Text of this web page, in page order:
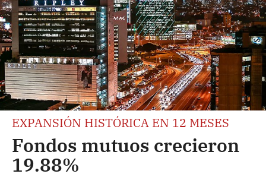
EXPANSIÓN HISTÓRICA EN 12 MESES
Fondos mutuos crecieron
19.88%